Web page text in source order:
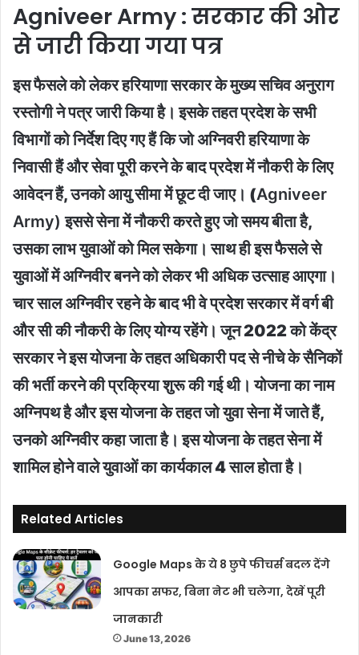
Agniveer Army : सरकार की ओर
से जारी किया गया पत्र
इस फैसले को लेकर हरियाणा सरकार के मुख्य सचिव अनुराग
रस्तोगी ने पत्र जारी किया है। इसके तहत प्रदेश के सभी
विभागों को निर्देश दिए गए हैं कि जो अग्निवरी हरियाणा के
निवासी हैं और सेवा पूरी करने के बाद प्रदेश में नौकरी के लिए
आवेदन हैं, उनको आयु सीमा में छूट दी जाए। (Agniveer
Army)इससे सेना में नौकरी करते हुए जो समय बीता है,
उसका लाभ युवाओं को मिल सकेगा। साथ ही इस फैसले से
युवाओं में अग्निवीर बनने को लेकर भी अधिक उत्साह आएगा।
चार साल अग्निवीर रहने के बाद भी वे प्रदेश सरकार में वर्ग बी
और सी की नौकरी के लिए योग्य रहेंगे। जून 2022 को केंद्र
सरकार ने इस योजना के तहत अधिकारी पद से नीचे के सैनिकों
की भर्ती करने की प्रक्रिया शुरू की गई थी। योजना का नाम
अग्निपथ है और इस योजना के तहत जो युवा सेना में जाते हैं,
उनको अग्निवीर कहा जाता है। इस योजना के तहत सेना में
शामिल होने वाले युवाओं का कार्यकाल 4 साल होता है।
Related Articles
Google Maps के ये 8 छुपे फीचर्स बदल देंगे
आपका सफर, बिना नेट भी चलेगा, देखें पूरी
जानकारी
June 13, 2026